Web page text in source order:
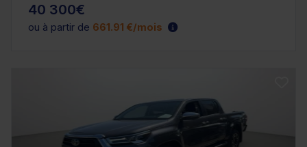
40 300€
ou à partir de 661.91 €/mois